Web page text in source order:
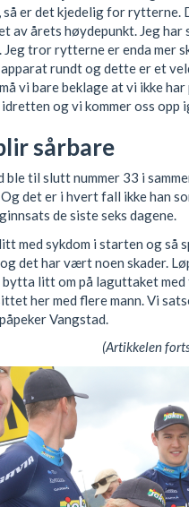
så er det kjedelig for rytterne.
av årets høydepunkt. Jeg
Jeg tror rytterne er enda mer
rundt og dette er et
vi bare beklage at vi ikke
og vi kommer oss opp
sårbare
ble til slutt nummer 33 i
det er i hvert fall ikke han
de siste seks dagene.
med sykdom i starten og så
det har vært noen skader.
bytta litt om på laguttaket med
her med flere mann. Vi
Vangstad.
(Artikkelen